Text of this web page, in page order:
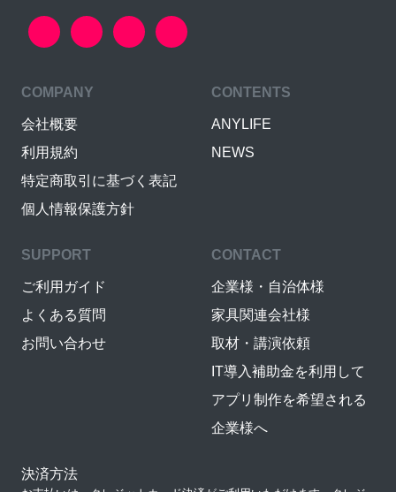
COMPANY
会社概要
利用規約
特定商取引に基づく表記
個人情報保護方針
CONTENTS
ANYLIFE
NEWS
SUPPORT
ご利用ガイド
よくある質問
お問い合わせ
CONTACT
企業様・自治体様
家具関連会社様
取材・講演依頼
IT導入補助金を利用して
アプリ制作を希望される
企業様へ
決済方法